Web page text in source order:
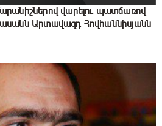
վարելու պատճառով
Արտավազդ Հովհաննիսյանն